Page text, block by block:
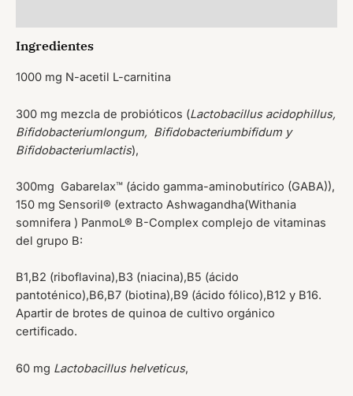
Ingredientes
1000 mg N-acetil L-carnitina
300 mg mezcla de probióticos (Lactobacillus acidophillus,
Bifidobacteriumlongum, Bifidobacteriumbifidum y
Bifidobacteriumlactis),
300mg Gabarelax™ (ácido gamma-aminobutírico (GABA)),
150 mg Sensoril® (extracto Ashwagandha(Withania
somnifera ) PanmoL® B-Complex complejo de vitaminas
del grupo B:
B1,B2 (riboflavina),B3 (niacina),B5 (ácido
pantoténico),B6,B7 (biotina),B9 (ácido fólico),B12 y B16.
Apartir de brotes de quinoa de cultivo orgánico
certificado.
60 mg Lactobacillus helveticus,